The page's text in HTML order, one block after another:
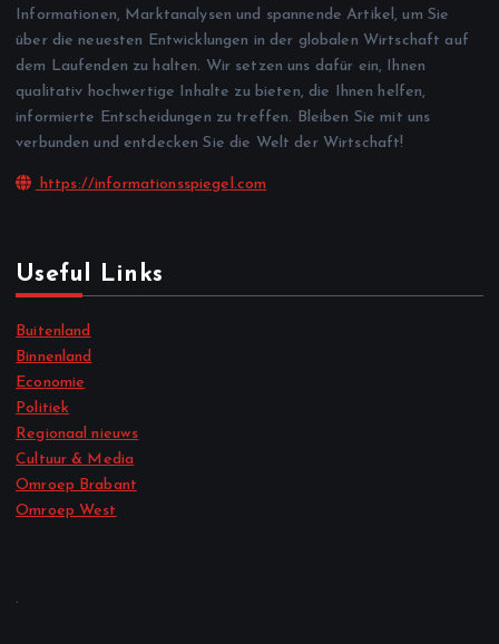
Informationen, Marktanalysen und spannende Artikel, um Sie
über die neuesten Entwicklungen in der globalen Wirtschaft auf
dem Laufenden zu halten. Wir setzen uns dafür ein, Ihnen
qualitativ hochwertige Inhalte zu bieten, die Ihnen helfen,
informierte Entscheidungen zu treffen. Bleiben Sie mit uns
verbunden und entdecken Sie die Welt der Wirtschaft!
https://informationsspiegel.com
Useful Links
Buitenland
Binnenland
Economie
Politiek
Regionaal nieuws
Cultuur & Media
Omroep Brabant
Omroep West
.